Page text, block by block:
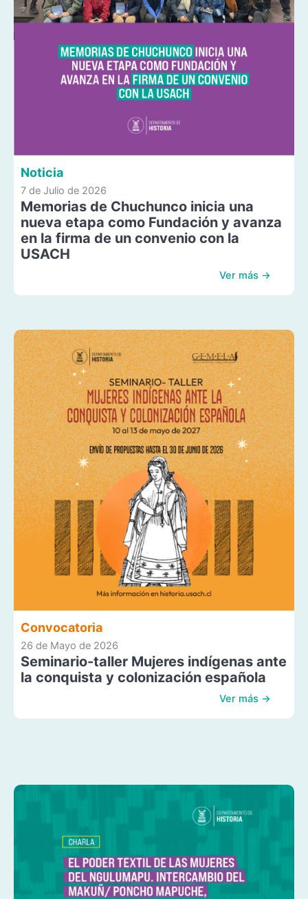
Noticia
7 de Julio de 2026
Memorias de Chuchunco inicia una
nueva etapa como Fundación y avanza
en la firma de un convenio con la
USACH
Ver más →
Convocatoria
26 de Mayo de 2026
Seminario-taller Mujeres indígenas ante
la conquista y colonización española
Ver más →